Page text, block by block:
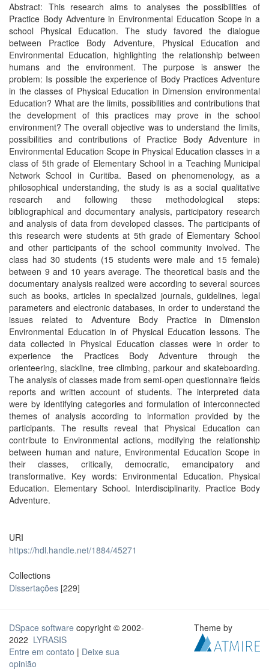
Abstract: This research aims to analyses the possibilities of
Practice Body Adventure in Environmental Education Scope in a
school Physical Education. The study favored the dialogue
between Practice Body Adventure, Physical Education and
Environmental Education, highlighting the relationship between
humans and the environment. The purpose is answer the
problem: Is possible the experience of Body Practices Adventure
in the classes of Physical Education in Dimension environmental
Education? What are the limits, possibilities and contributions that
the development of this practices may prove in the school
environment? The overall objective was to understand the limits,
possibilities and contributions of Practice Body Adventure in
Environmental Education Scope in Physical Education classes in a
class of 5th grade of Elementary School in a Teaching Municipal
Network School in Curitiba. Based on phenomenology, as a
philosophical understanding, the study is as a social qualitative
research and following these methodological steps:
bibliographical and documentary analysis, participatory research
and analysis of data from developed classes. The participants of
this research were students at 5th grade of Elementary School
and other participants of the school community involved. The
class had 30 students (15 students were male and 15 female)
between 9 and 10 years average. The theoretical basis and the
documentary analysis realized were according to several sources
such as books, articles in specialized journals, guidelines, legal
parameters and electronic databases, in order to understand the
issues related to Adventure Body Practice in Dimension
Environmental Education in of Physical Education lessons. The
data collected in Physical Education classes were in order to
experience the Practices Body Adventure through the
orienteering, slackline, tree climbing, parkour and skateboarding.
The analysis of classes made from semi-open questionnaire fields
reports and written account of students. The interpreted data
were by identifying categories and formulation of interconnected
themes of analysis according to information provided by the
participants. The results reveal that Physical Education can
contribute to Environmental actions, modifying the relationship
between human and nature, Environmental Education Scope in
their classes, critically, democratic, emancipatory and
transformative. Key words: Environmental Education. Physical
Education. Elementary School. Interdisciplinarity. Practice Body
Adventure.
URI
https://hdl.handle.net/1884/45271
Collections
Dissertações [229]
DSpace software copyright © 2002-
2022 LYRASIS
Entre em contato | Deixe sua
opinião
Theme by